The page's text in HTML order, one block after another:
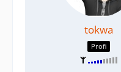
tokwa
Profi